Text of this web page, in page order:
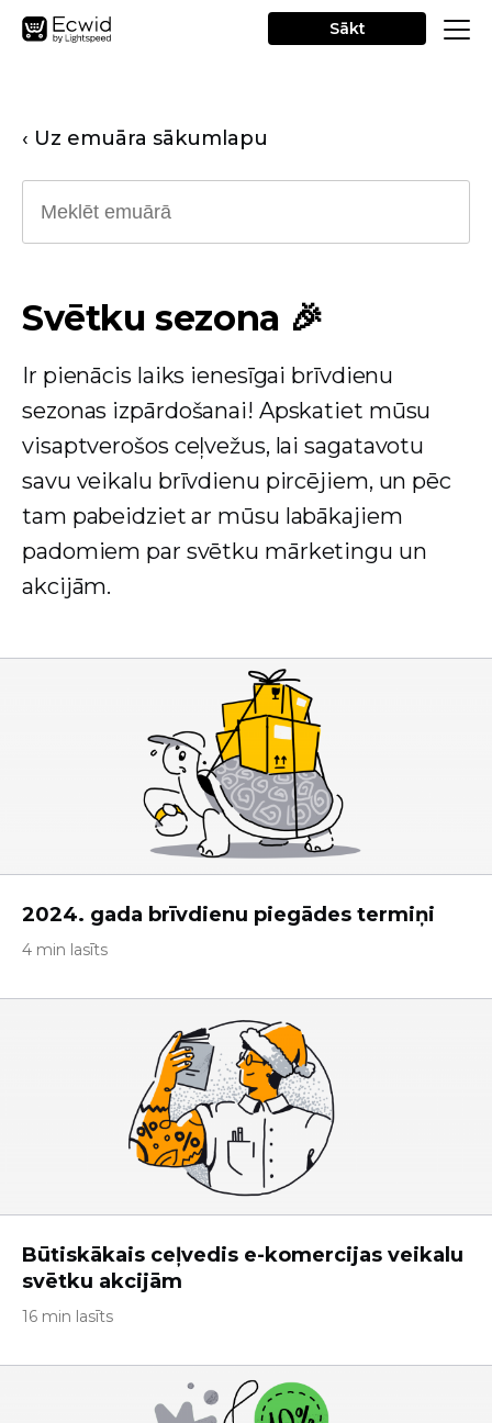
Sākt
‹ Uz emuāra sākumlapu
Svētku sezona 🎉
Ir pienācis laiks ienesīgai brīvdienu
sezonas izpārdošanai! Apskatiet mūsu
visaptverošos ceļvežus, lai sagatavotu
savu veikalu brīvdienu pircējiem, un pēc
tam pabeidziet ar mūsu labākajiem
padomiem par svētku mārketingu un
akcijām.
2024. gada brīvdienu piegādes termiņi
4 min lasīts
Būtiskākais ceļvedis e-komercijas veikalu
svētku akcijām
16 min lasīts